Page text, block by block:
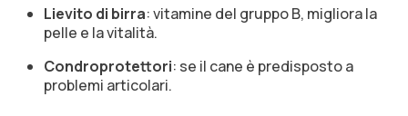
Lievito di birra: vitamine del gruppo B, migliora la
pelle e la vitalità.
Condroprotettori: se il cane è predisposto a
problemi articolari.